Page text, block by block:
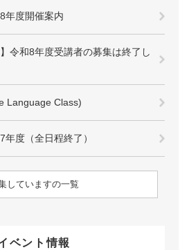
年度開催案内
令和8年度受講者の募集は終了し
Language Class)
年度（全日程終了）
していますの一覧
ベント情報